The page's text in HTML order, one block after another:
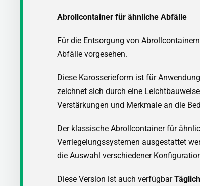
Abrollcontainer für ähnliche Abfälle
Für die Entsorgung von
Abfälle vorgesehen.
Diese Karosserieform ist für
zeichnet sich durch eine
Verstärkungen und Merkmale an die
Der klassische Abrollcontainer für
Verriegelungssystemen ausgestattet
die Auswahl verschiedener
Diese Version ist auch verfügbarTäglich